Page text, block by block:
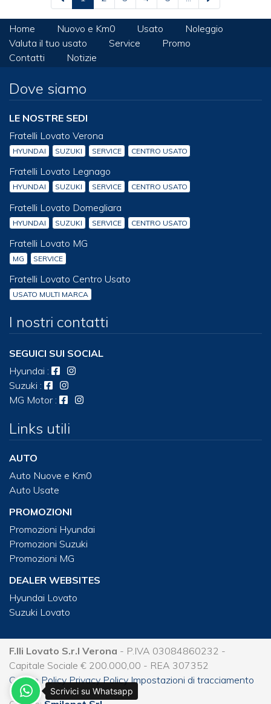
Home Nuovo e Km0 Usato
Noleggio
Valuta il tuo usato
Service
Promo
Contatti
Notizie
Dove siamo
LE NOSTRE SEDI
Fratelli Lovato Verona
HYUNDAI SUZUKI SERVICE CENTRO USATO
Fratelli Lovato Legnago
HYUNDAI SUZUKI SERVICE CENTRO USATO
Fratelli Lovato Domegliara
HYUNDAI SUZUKI SERVICE CENTRO USATO
Fratelli Lovato MG
MG SERVICE
Fratelli Lovato Centro Usato
USATO MULTI MARCA
I nostri contatti
SEGUICI SUI SOCIAL
Hyundai :
Suzuki :
MG Motor :
Links utili
AUTO
Auto Nuove e Km0
Auto Usate
PROMOZIONI
Promozioni Hyundai
Promozioni Suzuki
Promozioni MG
DEALER WEBSITES
Hyundai Lovato
Suzuki Lovato
F.lli Lovato S.r.l Verona - P.IVA 03084860232 -
Capitale Sociale € 200.000,00 - REA 307352
Cookie Policy Privacy Policy Impostazioni di tracciamento
Scrivici su Whatsapp